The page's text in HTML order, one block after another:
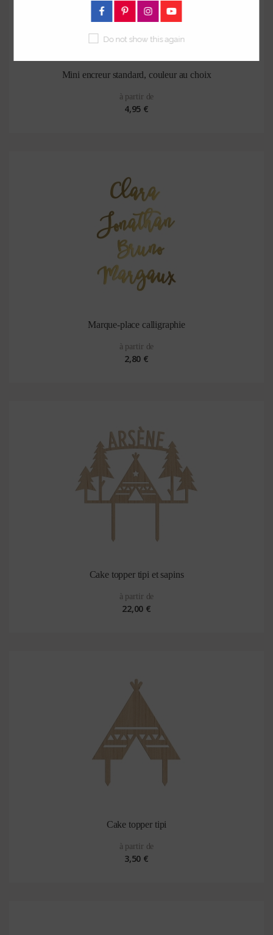
Mini encreur standard, couleur au choix
à partir de
4,95 €
Marque-place calligraphie
à partir de
2,80 €
Cake topper tipi et sapins
à partir de
22,00 €
Cake topper tipi
à partir de
3,50 €
Do not show this again